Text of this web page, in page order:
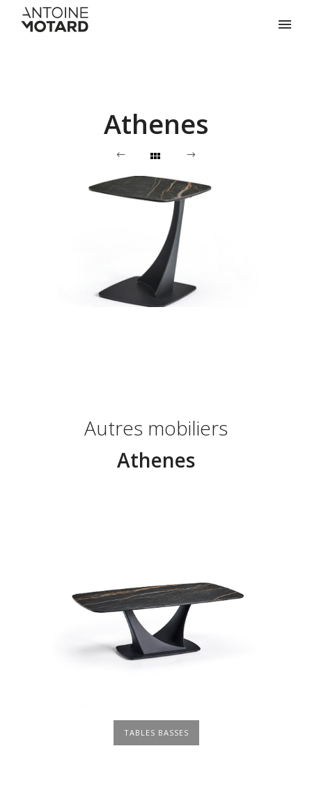
Athenes
Autres mobiliers
Athenes
TABLES BASSES